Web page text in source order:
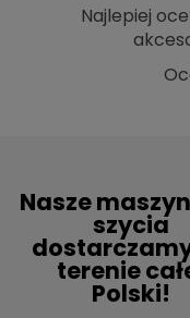
Najlepiej
Nasze
szycia
terenie
Polski!